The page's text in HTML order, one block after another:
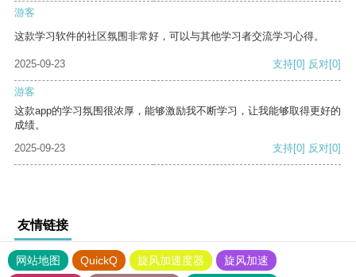
游客
这款学习软件的社区氛围非常好，可以与其他学习者交流学习心得。
2025-09-23 支持[0] 反对[0]
游客
这款app的学习氛围很浓厚，能够激励我不断学习，让我能够取得更好的
成绩。
2025-09-23
支持[0] 反对[0]
友情链接
网站地图 QuickQ 旋风加速度器
旋风加速